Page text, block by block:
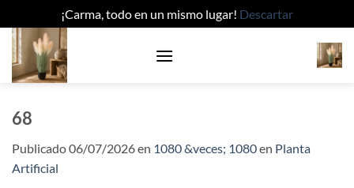
¡Carma, todo en un mismo lugar! Descartar
Saltar
contenido
68
Publicado06/07/2026en 1080 &veces; 1080en Planta
Artificial